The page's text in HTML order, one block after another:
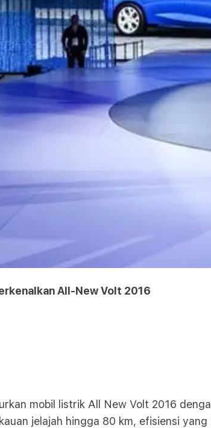
All-New Volt 2016
mobil listrik All New Volt 2016
jelajah hingga 80 km, efisiensi